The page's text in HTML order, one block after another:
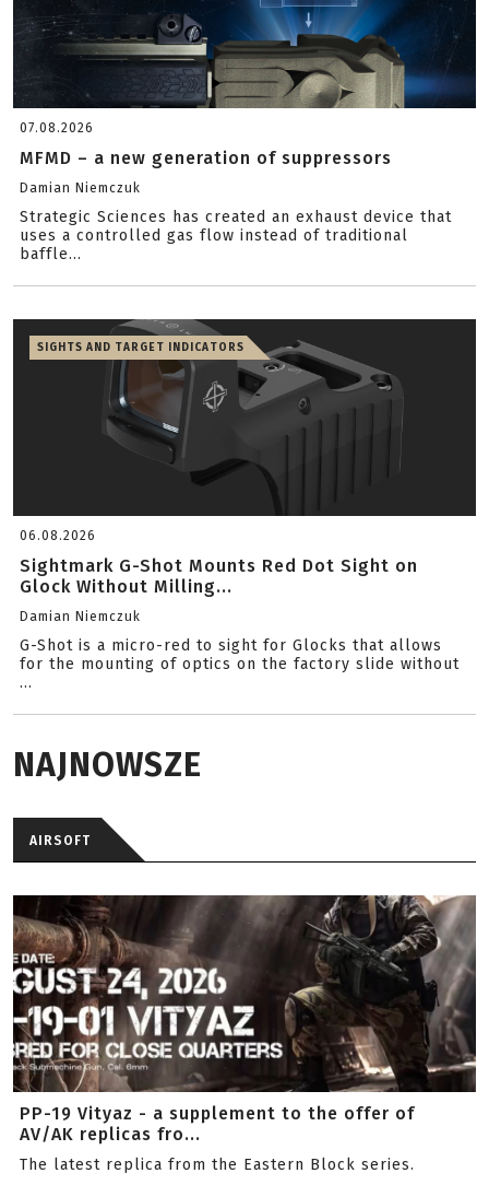
07.08.2026
MFMD – a new generation of suppressors
Damian Niemczuk
Strategic Sciences has created an exhaust device that
uses a controlled gas flow instead of traditional
baffle...
SIGHTS AND TARGET INDICATORS
06.08.2026
Sightmark G-Shot Mounts Red Dot Sight on
Glock Without Milling...
Damian Niemczuk
G-Shot is a micro-red to sight for Glocks that allows
for the mounting of optics on the factory slide without
...
NAJNOWSZE
AIRSOFT
PP-19 Vityaz - a supplement to the offer of
AV/AK replicas fro...
The latest replica from the Eastern Block series.